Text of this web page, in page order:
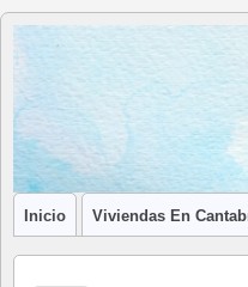
Blog de
Afilia
LA ASOCIACIÓN DE LOS
Inicio Viviendas En